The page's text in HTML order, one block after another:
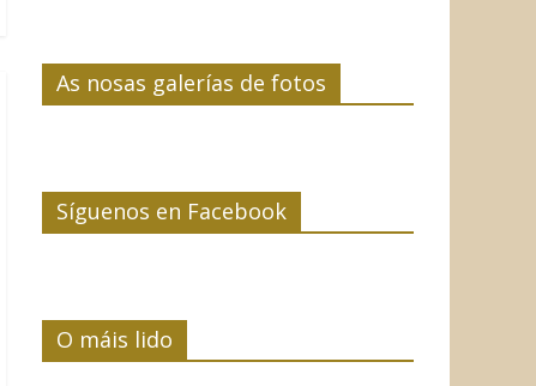
As nosas galerías de fotos
Síguenos en Facebook
O máis lido